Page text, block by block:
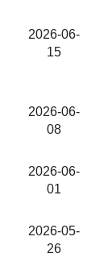
2026-06-
15
2026-06-
08
2026-06-
01
2026-05-
26